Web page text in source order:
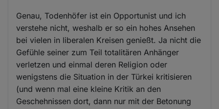
Genau, Todenhöfer ist ein Opportunist und ich
verstehe nicht, weshalb er so ein hohes Ansehen
bei vielen in liberalen Kreisen genießt. Ja nicht die
Gefühle seiner zum Teil totalitären Anhänger
verletzen und einmal deren Religion oder
wenigstens die Situation in der Türkei kritisieren
(und wenn mal eine kleine Kritik an den
Geschehnissen dort, dann nur mit der Betonung